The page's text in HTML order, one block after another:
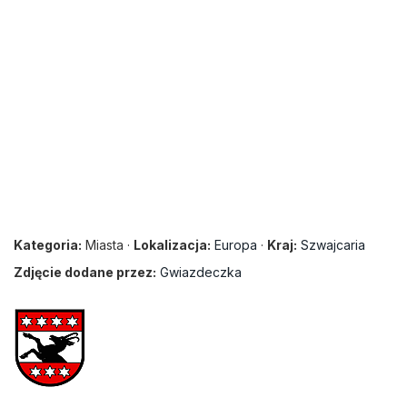
Kategoria: Miasta · Lokalizacja: Europa · Kraj: Szwajcaria
Zdjęcie dodane przez: Gwiazdeczka